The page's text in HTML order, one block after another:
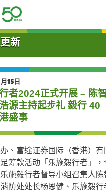
新
15日
者2024正式开展 – 陈
源主持起步礼 毅行 40
盛事
、富途证券国际（香港）
筹款活动「乐施毅行者」
施毅行者督导小组召集人陈
防处处长杨恩健、乐施毅